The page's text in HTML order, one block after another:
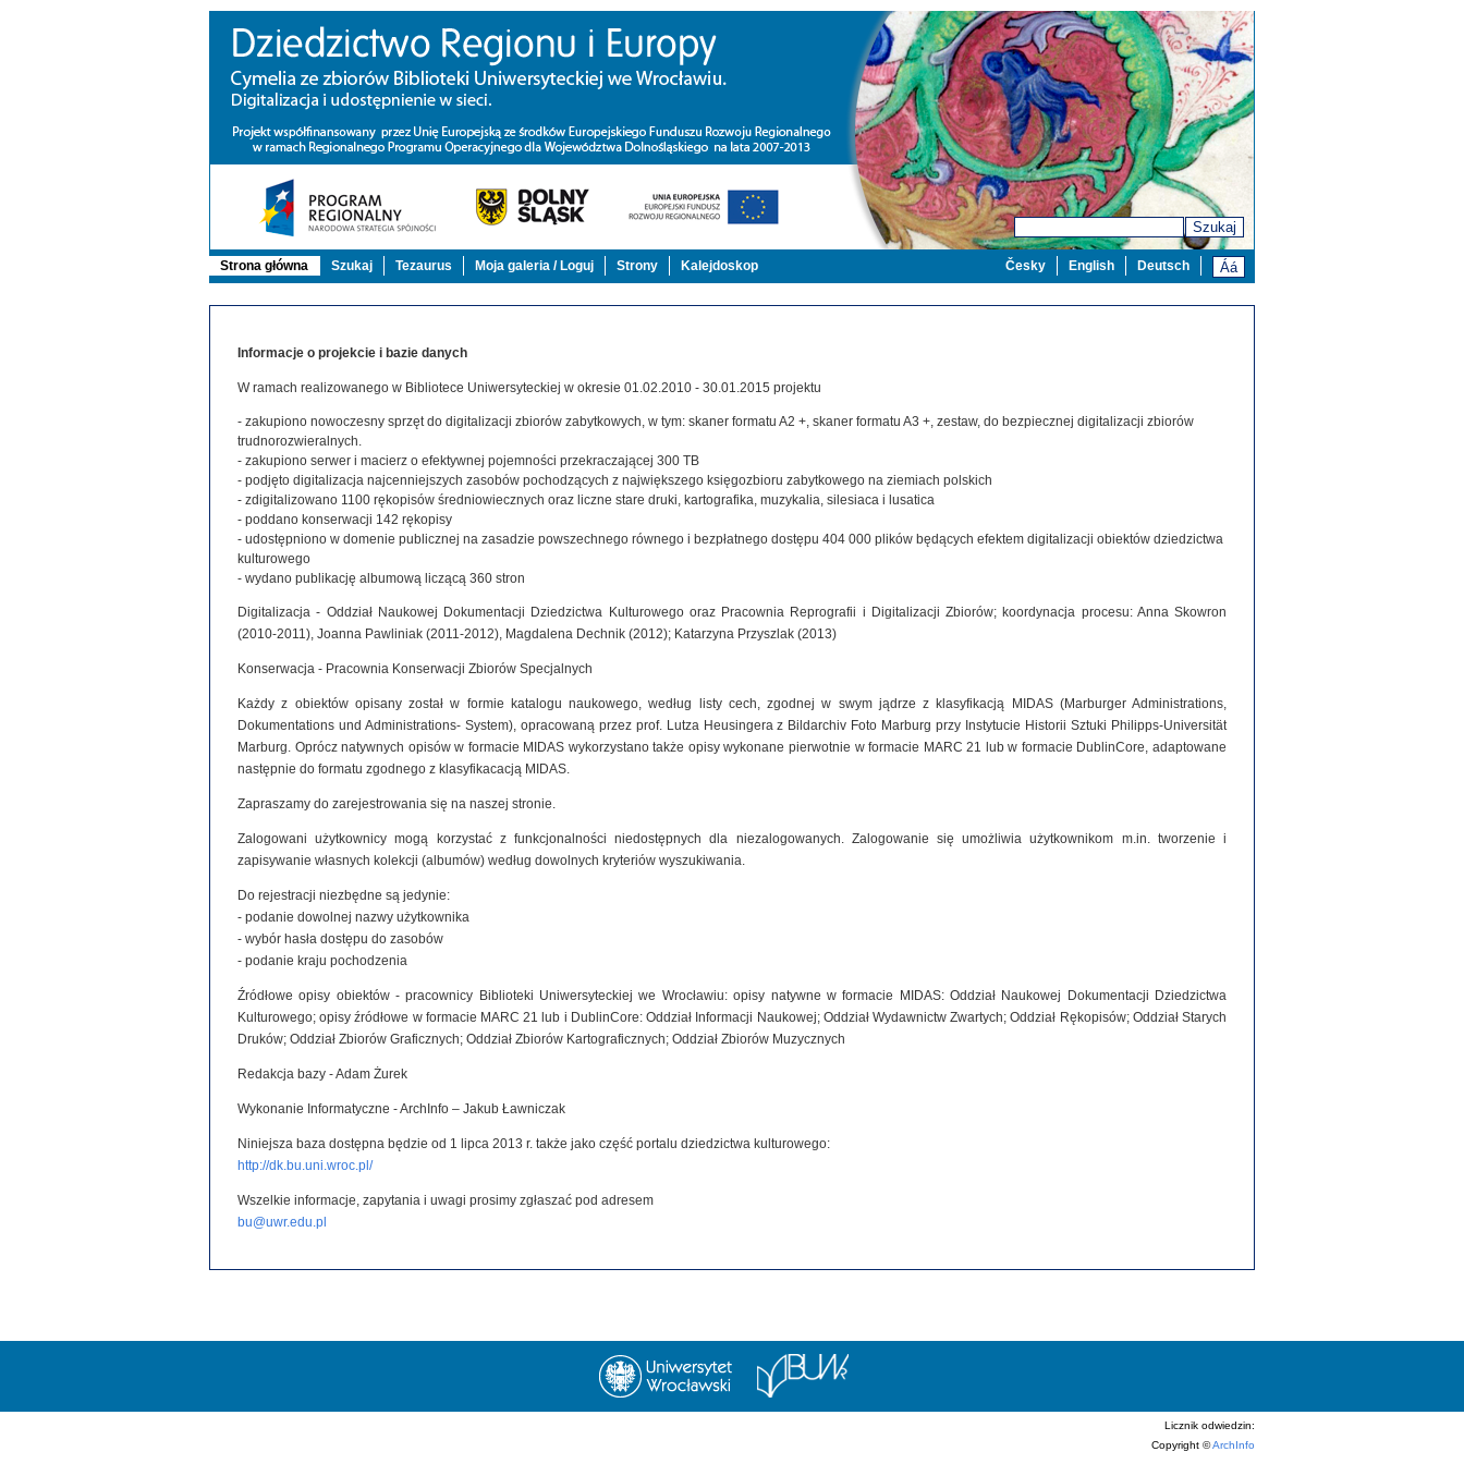
Szukaj
Strona główna Szukaj Tezaurus Moja galeria / Loguj Strony Kalejdoskop Deutsch
English
Česky
Informacje o projekcie i bazie danych
W ramach realizowanego w Bibliotece Uniwersyteckiej w okresie 01.02.2010 - 30.01.2015 projektu
- zakupiono nowoczesny sprzęt do digitalizacji zbiorów zabytkowych, w tym: skaner formatu A2 +, skaner formatu A3 +, zestaw, do bezpiecznej digitalizacji zbiorów
trudnorozwieralnych.
- zakupiono serwer i macierz o efektywnej pojemności przekraczającej 300 TB
- podjęto digitalizacja najcenniejszych zasobów pochodzących z największego księgozbioru zabytkowego na ziemiach polskich
- zdigitalizowano 1100 rękopisów średniowiecznych oraz liczne stare druki, kartografika, muzykalia, silesiaca i lusatica
- poddano konserwacji 142 rękopisy
- udostępniono w domenie publicznej na zasadzie powszechnego równego i bezpłatnego dostępu 404 000 plików będących efektem digitalizacji obiektów dziedzictwa
kulturowego
- wydano publikację albumową liczącą 360 stron
Digitalizacja - Oddział Naukowej Dokumentacji Dziedzictwa Kulturowego oraz Pracownia Reprografii i Digitalizacji Zbiorów; koordynacja procesu: Anna Skowron
(2010-2011), Joanna Pawliniak (2011-2012), Magdalena Dechnik (2012); Katarzyna Przyszlak (2013)
Konserwacja - Pracownia Konserwacji Zbiorów Specjalnych
Każdy z obiektów opisany został w formie katalogu naukowego, według listy cech, zgodnej w swym jądrze z klasyfikacją MIDAS (Marburger Administrations,
Dokumentations und Administrations- System), opracowaną przez prof. Lutza Heusingera z Bildarchiv Foto Marburg przy Instytucie Historii Sztuki Philipps-Universität
Marburg. Oprócz natywnych opisów w formacie MIDAS wykorzystano także opisy wykonane pierwotnie w formacie MARC 21 lub w formacie DublinCore, adaptowane
następnie do formatu zgodnego z klasyfikacacją MIDAS.
Zapraszamy do zarejestrowania się na naszej stronie.
Zalogowani użytkownicy mogą korzystać z funkcjonalności niedostępnych dla niezalogowanych. Zalogowanie się umożliwia użytkownikom m.in. tworzenie i
zapisywanie własnych kolekcji (albumów) według dowolnych kryteriów wyszukiwania.
Do rejestracji niezbędne są jedynie:
- podanie dowolnej nazwy użytkownika
- wybór hasła dostępu do zasobów
- podanie kraju pochodzenia
Źródłowe opisy obiektów - pracownicy Biblioteki Uniwersyteckiej we Wrocławiu: opisy natywne w formacie MIDAS: Oddział Naukowej Dokumentacji Dziedzictwa
Kulturowego; opisy źródłowe w formacie MARC 21 lub i DublinCore: Oddział Informacji Naukowej; Oddział Wydawnictw Zwartych; Oddział Rękopisów; Oddział Starych
Druków; Oddział Zbiorów Graficznych; Oddział Zbiorów Kartograficznych; Oddział Zbiorów Muzycznych
Redakcja bazy - Adam Żurek
Wykonanie Informatyczne - ArchInfo – Jakub Ławniczak
Niniejsza baza dostępna będzie od 1 lipca 2013 r. także jako część portalu dziedzictwa kulturowego:
http://dk.bu.uni.wroc.pl/
Wszelkie informacje, zapytania i uwagi prosimy zgłaszać pod adresem
bu@uwr.edu.pl
Licznik odwiedzin:
Copyright ©ArchInfo